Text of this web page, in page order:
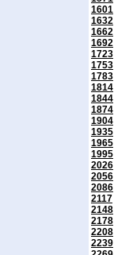
1601
1632
1662
1692
1723
1753
1783
1814
1844
1874
1904
1935
1965
1995
2026
2056
2086
2117
2148
2178
2208
2239